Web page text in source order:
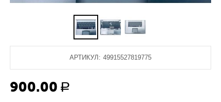
АРТИКУЛ: 49915527819775
900.00 Р